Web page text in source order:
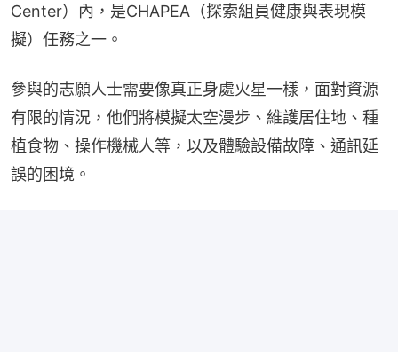
Center）內，是CHAPEA（探索組員健康與表現模
擬）任務之一。
參與的志願人士需要像真正身處火星一樣，面對資源
有限的情況，他們將模擬太空漫步、維護居住地、種
植食物、操作機械人等，以及體驗設備故障、通訊延
誤的困境。